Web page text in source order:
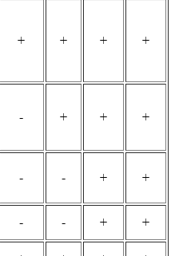
+ + + +
- + + +
- - + +
- - +
+